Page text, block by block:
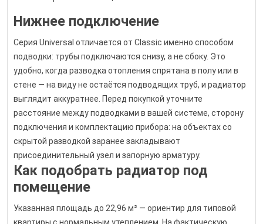
Нижнее подключение
Серия Universal отличается от Classic именно способом
подводки: трубы подключаются снизу, а не сбоку. Это
удобно, когда разводка отопления спрятана в полу или в
стене — на виду не остаётся подводящих труб, и радиатор
выглядит аккуратнее. Перед покупкой уточните
расстояние между подводками в вашей системе, сторону
подключения и комплектацию прибора: на объектах со
скрытой разводкой заранее закладывают
присоединительный узел и запорную арматуру.
Как подобрать радиатор под
помещение
Указанная площадь до 22,96 м² — ориентир для типовой